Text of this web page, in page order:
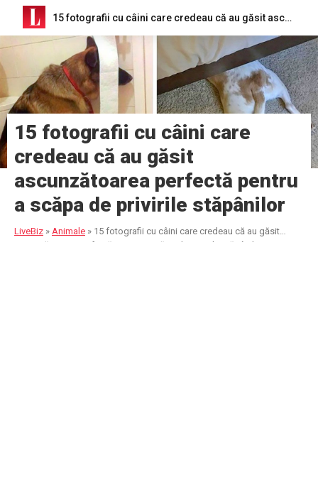
15 fotografii cu câini care credeau că au găsit ascunzătoarea perfectă pentru a scăpa de privirile stăpânilor
15 fotografii cu câini care
credeau că au găsit
ascunzătoarea perfectă pentru
a scăpa de privirile stăpânilor
LiveBiz » Animale » 15 fotografii cu câini care credeau că au găsit
ascunzătoarea perfectă pentru a scăpa de privirile stăpânilor